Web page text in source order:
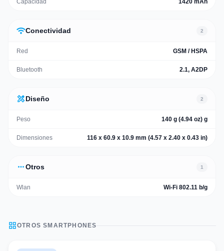
Capacidad 1420 mAh
wifiConectividad 2
Red GSM / HSPA
Bluetooth 2.1, A2DP
design_servicesDiseño 2
Peso 140 g (4.94 oz) g
Dimensiones 116 x 60.9 x 10.9 mm (4.57 x 2.40 x 0.43 in)
more_horizOtros 1
Wlan Wi-Fi 802.11 b/g
grid_viewOTROSSMARTPHONES